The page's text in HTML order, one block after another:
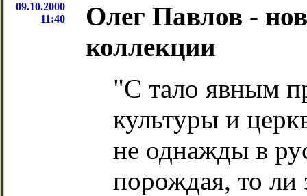
09.10.2000
11:40
Олег Павлов -
коллекции
"C тало явным
культуры и
не однажды в
порождая, то ли